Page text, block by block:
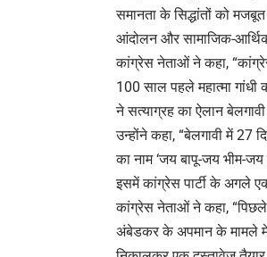
समानता के सिद्धांतों को
आंदोलन और सामाजिक-
कांग्रेस नेताओं ने कहा,
100 साल पहले महात्मा
ने सत्याग्रह का ऐलान
उन्होंने कहा, “बेलगावी में 27
का नाम ‘जय बापू-जय भीम-जय
इसमें कांग्रेस पार्टी के अगले
कांग्रेस नेताओं ने कहा, “पिछले
अंबेडकर के अपमान के मामले में